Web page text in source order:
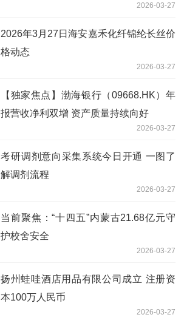
2026-03-27
2026年3月27日海安嘉禾化纤锦纶长丝价
格动态
2026-03-27
【独家焦点】渤海银行（09668.HK）年
报营收净利双增 资产质量持续向好
2026-03-27
考研‌调剂意向采集系统今日开通 一图了
解调剂流程
2026-03-27
当前聚焦：“十四五”内蒙古21.68亿元守
护校舍安全
2026-03-27
扬州蛙哇酒店用品有限公司成立 注册资
本100万人民币
2026-03-27